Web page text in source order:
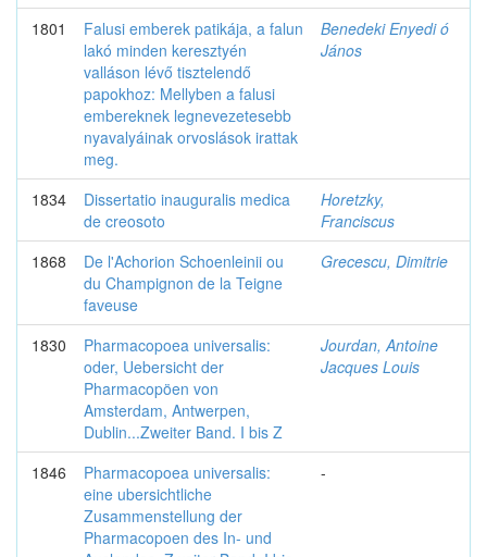
1801
Falusi emberek patikája, a falun
lakó minden keresztyén
valláson lévő tisztelendő
papokhoz: Mellyben a falusi
embereknek legnevezetesebb
nyavalyáinak orvoslások irattak
meg.
Benedeki Enyedi ó
János
1834
Dissertatio inauguralis medica
de creosoto
Horetzky,
Franciscus
1868
De l'Achorion Schoenleinii ou
du Champignon de la Teigne
faveuse
Grecescu, Dimitrie
1830
Pharmacopoea universalis:
oder, Uebersicht der
Pharmacopöen von
Amsterdam, Antwerpen,
Dublin...Zweiter Band. I bis Z
Jourdan, Antoine
Jacques Louis
1846
Pharmacopoea universalis:
eine ubersichtliche
Zusammenstellung der
Pharmacopoen des In- und
-